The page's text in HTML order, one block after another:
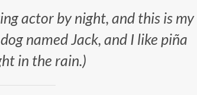
actor by night, and this is my
named Jack, and I like piña
in the rain.)